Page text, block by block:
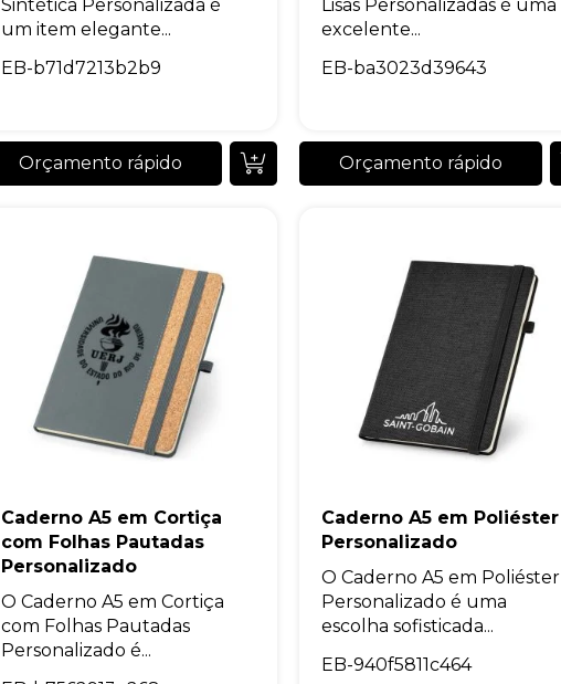
Sintética Personalizada é
um item elegante...
EB-b71d7213b2b9
Orçamento rápido
Lisas Personalizadas é uma
excelente...
EB-ba3023d39643
Orçamento rápido
Caderno A5 em Cortiça
com Folhas Pautadas
Personalizado
O Caderno A5 em Cortiça
com Folhas Pautadas
Personalizado é...
Caderno A5 em Poliéster
Personalizado
O Caderno A5 em Poliéster
Personalizado é uma
escolha sofisticada...
EB-940f5811c464
Esphera Brindes
Eu concordo em receber comunicações.
A nossa empresa está comprometida a proteger e respeitar sua
privacidade, utilizaremos seus dados apenas para fins de